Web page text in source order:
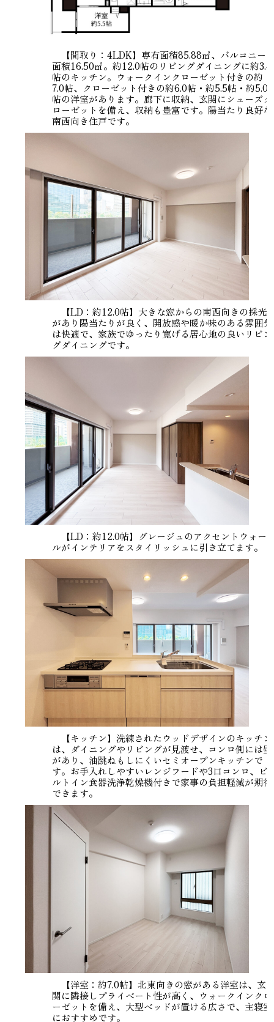
【間取り：4LDK】専有面積85.88㎡、バルコニー
面積16.50㎡。約12.0帖のリビングダイニングに約3.4
帖のキッチン。ウォークインクローゼット付きの約
7.0帖、クローゼット付きの約6.0帖・約5.5帖・約5.0
帖の洋室があります。廊下に収納、玄関にシューズク
ローゼットを備え、収納も豊富です。陽当たり良好な
南西向き住戸です。
【LD：約12.0帖】大きな窓からの南西向きの採光
があり陽当たりが良く、開放感や暖か味のある雰囲気
は快適で、家族でゆったり寛げる居心地の良いリビン
グダイニングです。
【LD：約12.0帖】グレージュのアクセントウォー
ルがインテリアをスタイリッシュに引き立てます。
【キッチン】洗練されたウッドデザインのキッチン
は、ダイニングやリビングが見渡せ、コンロ側には壁
があり、油跳ねもしにくいセミオープンキッチンで
す。お手入れしやすいレンジフードや3口コンロ、ビ
ルトイン食器洗浄乾燥機付きで家事の負担軽減が期待
できます。
【洋室：約7.0帖】北東向きの窓がある洋室は、玄
関に隣接しプライベート性が高く、ウォークインクロ
ーゼットを備え、大型ベッドが置ける広さで、主寝室
におすすめです。